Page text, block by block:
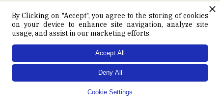
By Clicking on "Accept", you agree to the storing of cookies
on your device to enhance site navigation, analyze site
usage, and assist in our marketing efforts.
Cookie Settings
Deny All
Accept All